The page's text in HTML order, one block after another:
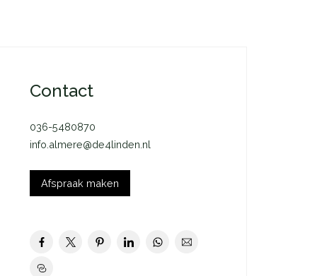
Contact
036-5480870
info.almere@de4linden.nl
Afspraak maken